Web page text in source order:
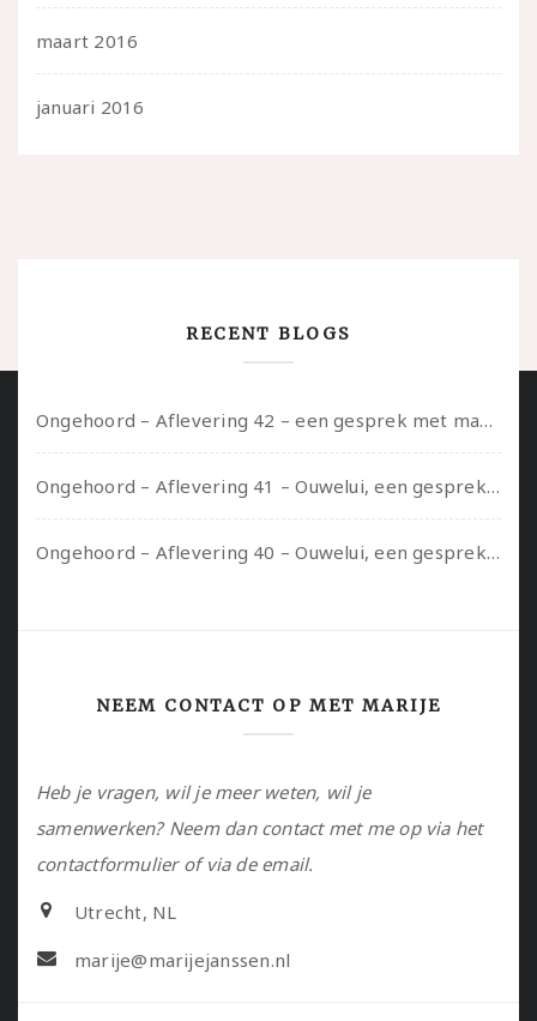
maart 2016
januari 2016
RECENT BLOGS
Ongehoord – Aflevering 42 – een gesprek met marijn over seksueel opbloeien, het ouderschap uitvinden en verschillende leeftijden in je mee dragen
Ongehoord – Aflevering 41 – Ouwelui, een gesprek met Marcelle over polyamorie op latere leeftijd, (mantel)zorg voor je partners en seksueel plezier.
Ongehoord – Aflevering 40 – Ouwelui, een gesprek met Sadie Lune over vormende relaties en de geschiedenis van de queer pornobeweging
NEEM CONTACT OP MET MARIJE
Heb je vragen, wil je meer weten, wil je
samenwerken? Neem dan contact met me op via het
contactformulier of via de email.
Utrecht, NL
marije@marijejanssen.nl